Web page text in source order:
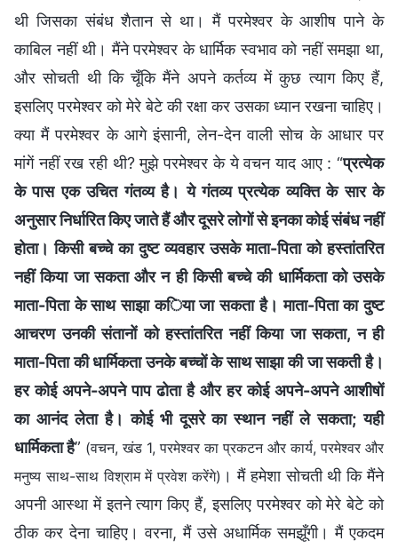
थी जिसका संबंध शैतान से था। मैं परमेश्वर के आशीष पाने के
काबिल नहीं थी। मैंने परमेश्वर के धार्मिक स्वभाव को नहीं समझा था,
और सोचती थी कि चूँकि मैंने अपने कर्तव्य में कुछ त्याग किए हैं,
इसलिए परमेश्वर को मेरे बेटे की रक्षा कर उसका ध्यान रखना चाहिए।
क्या मैं परमेश्वर के आगे इंसानी, लेन-देन वाली सोच के आधार पर
मांगें नहीं रख रही थी? मुझे परमेश्वर के ये वचन याद आए : “प्रत्येक
के पास एक उचित गंतव्य है। ये गंतव्य प्रत्येक व्यक्ति के सार के
अनुसार निर्धारित किए जाते हैं और दूसरे लोगों से इनका कोई संबंध नहीं
होता। किसी बच्चे का दुष्ट व्यवहार उसके माता-पिता को हस्तांतरित
नहीं किया जा सकता और न ही किसी बच्चे की धार्मिकता को उसके
माता-पिता के साथ साझा किया जा सकता है। माता-पिता का दुष्ट
आचरण उनकी संतानों को हस्तांतरित नहीं किया जा सकता, न ही
माता-पिता की धार्मिकता उनके बच्चों के साथ साझा की जा सकती है।
हर कोई अपने-अपने पाप ढोता है और हर कोई अपने-अपने आशीषों
का आनंद लेता है। कोई भी दूसरे का स्थान नहीं ले सकता; यही
धार्मिकता है” (वचन, खंड 1, परमेश्वर का प्रकटन और कार्य, परमेश्वर और
मनुष्य साथ-साथ विश्राम में प्रवेश करेंगे) । मैं हमेशा सोचती थी कि मैंने
अपनी आस्था में इतने त्याग किए हैं, इसलिए परमेश्वर को मेरे बेटे को
ठीक कर देना चाहिए। वरना, मैं उसे अधार्मिक समझूँगी। मैं एकदम